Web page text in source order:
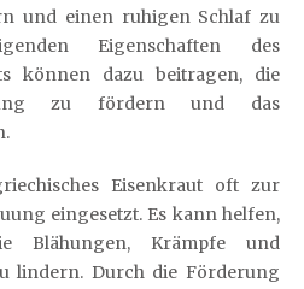
und einen ruhigen Schlaf zu
Eigenschaften des
können dazu beitragen, die
zu fördern und das
Eisenkraut oft zur
eingesetzt. Es kann helfen,
Blähungen, Krämpfe und
lindern. Durch die Förderung